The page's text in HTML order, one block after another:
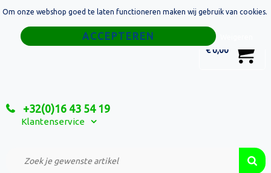
€ 0,00
+32(0)16 43 54 19
Klantenservice
Home
Relatiegeschenken
Custom Made Projecten
Om onze webshop goed te laten functioneren maken wij gebruik van cookies.